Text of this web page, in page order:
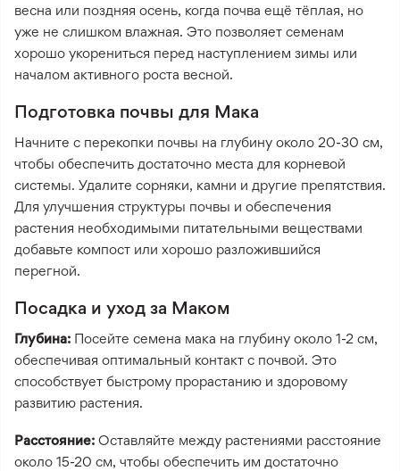
весна или поздняя осень, когда почва ещё тёплая, но
уже не слишком влажная. Это позволяет семенам
хорошо укорениться перед наступлением зимы или
началом активного роста весной.
Подготовка почвы для Мака
Начните с перекопки почвы на глубину около 20-30 см,
чтобы обеспечить достаточно места для корневой
системы. Удалите сорняки, камни и другие препятствия.
Для улучшения структуры почвы и обеспечения
растения необходимыми питательными веществами
добавьте компост или хорошо разложившийся
перегной.
Посадка и уход за Маком
Глубина: Посейте семена мака на глубину около 1-2 см,
обеспечивая оптимальный контакт с почвой. Это
способствует быстрому прорастанию и здоровому
развитию растения.
Расстояние: Оставляйте между растениями расстояние
около 15-20 см, чтобы обеспечить им достаточно